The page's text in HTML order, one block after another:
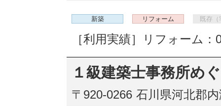
新築 リフォーム 既存（
［利用実績］リフォーム：
１級建築士事務所め
〒920-0266 石川県河北郡